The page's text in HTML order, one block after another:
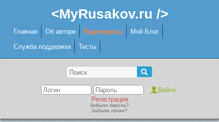
<MyRusakov.ru />
Главная Об авторе Видеокурсы Мой Блог
Служба поддержки Тесты
Регистрация
Забыли пароль?
Забыли логин?